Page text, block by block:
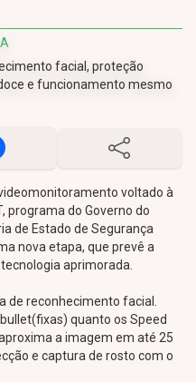
facial, proteção
e funcionamento mesmo
voltado à
programa do Governo do
de Estado de Segurança
nova etapa, que prevê a
aprimorada.
de reconhecimento facial.
quanto os Speed
a imagem em até 25
e captura de rosto com o